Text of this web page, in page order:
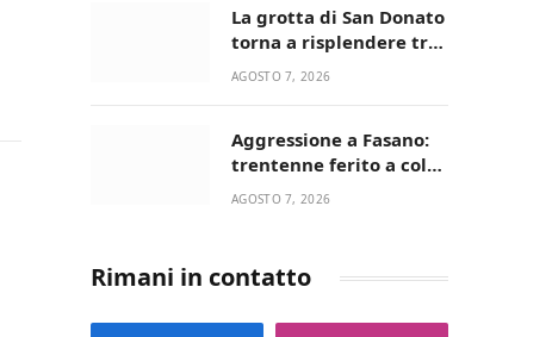
La grotta di San Donato
torna a risplendere tra
fede, natura e
AGOSTO 7, 2026
Aggressione a Fasano:
trentenne ferito a colpi
di pistola in casa
AGOSTO 7, 2026
Rimani in contatto